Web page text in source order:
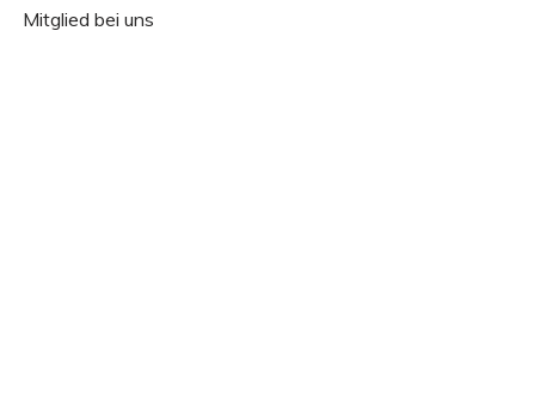
Mitglied bei uns